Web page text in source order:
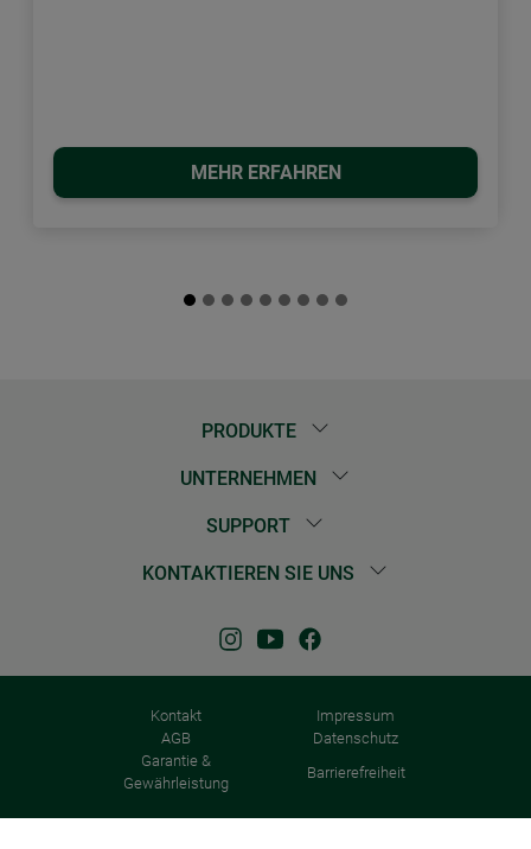
MEHR ERFAHREN
PRODUKTE
UNTERNEHMEN
SUPPORT
KONTAKTIEREN SIE UNS
Kontakt
Impressum
AGB
Datenschutz
Garantie &
Gewährleistung
Barrierefreiheit